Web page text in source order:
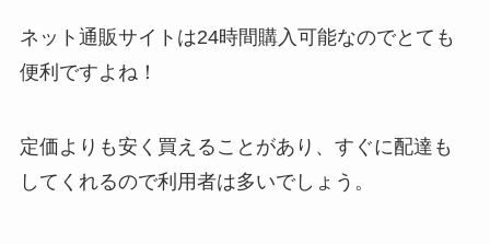
LANケーブルはどこで買える？ドンキや100均に売
ネット通販サイトは24時間購入可能なのでとても
便利ですよね！
定価よりも安く買えることがあり、すぐに配達も
してくれるので利用者は多いでしょう。